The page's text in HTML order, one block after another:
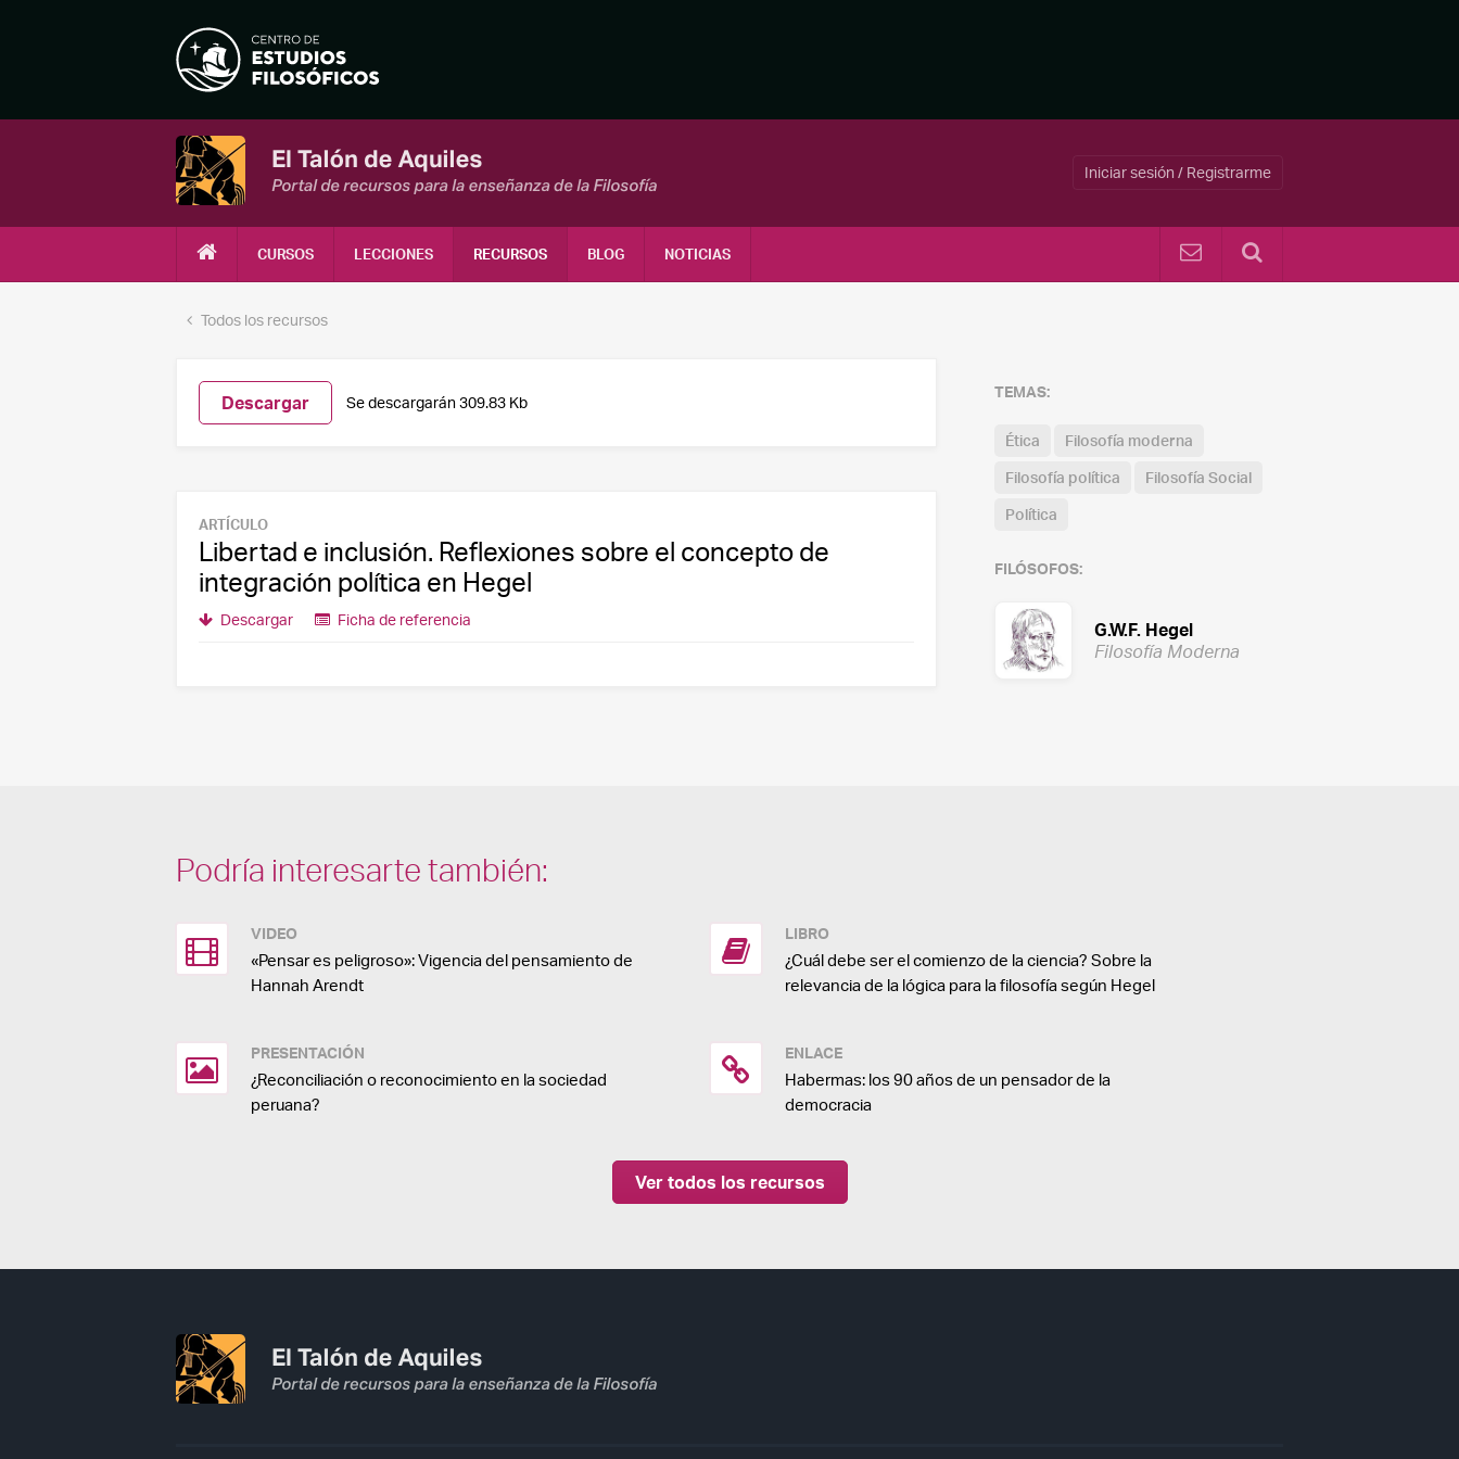
Iniciar sesión / Registrarme
CURSOS LECCIONES RECURSOS BLOG NOTICIAS
Todos los recursos
Descargar Se descargarán 309.83 Kb
ARTÍCULO
Libertad e inclusión. Reflexiones sobre el concepto de
integración política en Hegel
Descargar Ficha de referencia
TEMAS:
Ética
Filosofía moderna
Filosofía política
Filosofía Social
Política
FILÓSOFOS:
G.W.F. Hegel
Filosofía Moderna
Podría interesarte también:
VIDEO
«Pensar es peligroso»: Vigencia del pensamiento de
Hannah Arendt
LIBRO
¿Cuál debe ser el comienzo de la ciencia? Sobre la
relevancia de la lógica para la filosofía según Hegel
PRESENTACIÓN
¿Reconciliación o reconocimiento en la sociedad
peruana?
ENLACE
Habermas: los 90 años de un pensador de la
democracia
Ver todos los recursos